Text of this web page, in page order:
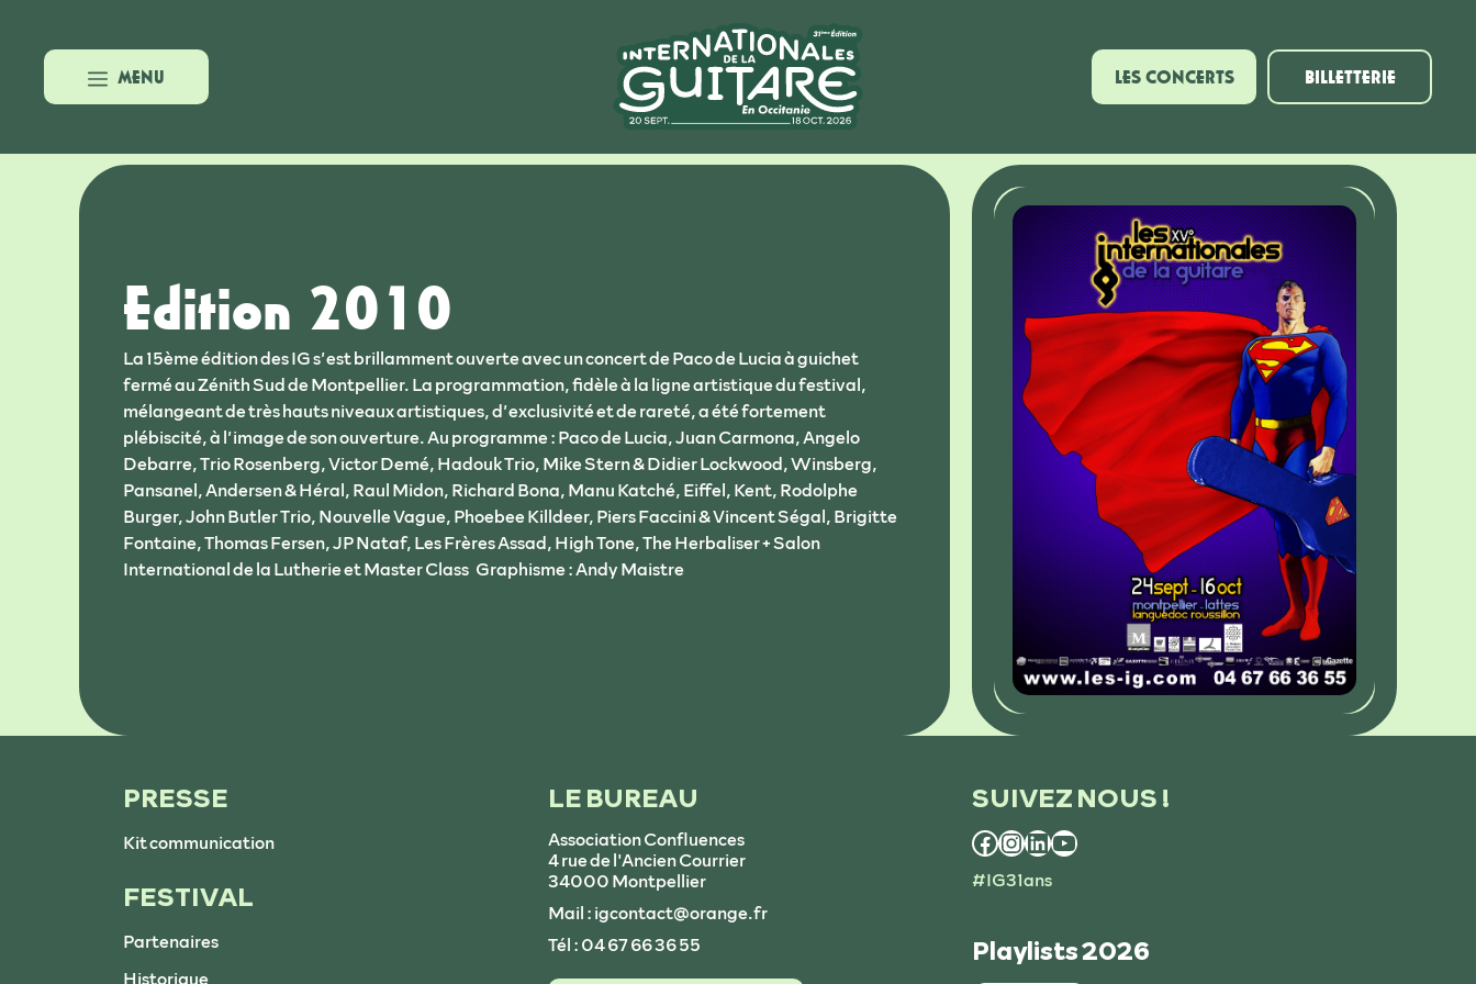
contenu
LES CONCERTS BILLETTERIE
MENU
Edition 2010
La 15ème édition des IG s’est brillamment ouverte avec un concert de Paco de Lucia à guichet
fermé au Zénith Sud de Montpellier. La programmation, fidèle à la ligne artistique du festival,
mélangeant de très hauts niveaux artistiques, d’exclusivité et de rareté, a été fortement
plébiscité, à l’image de son ouverture. Au programme : Paco de Lucia, Juan Carmona, Angelo
Debarre, Trio Rosenberg, Victor Demé, Hadouk Trio, Mike Stern & Didier Lockwood, Winsberg,
Pansanel, Andersen & Héral, Raul Midon, Richard Bona, Manu Katché, Eiffel, Kent, Rodolphe
Burger, John Butler Trio, Nouvelle Vague, Phoebee Killdeer, Piers Faccini & Vincent Ségal, Brigitte
Fontaine, Thomas Fersen, JP Nataf, Les Frères Assad, High Tone, The Herbaliser + Salon
International de la Lutherie et Master Class Graphisme : Andy Maistre
PRESSE
Kit communication
FESTIVAL
Partenaires
Historique
LE BUREAU
Association Confluences
4 rue de l'Ancien Courrier
34000 Montpellier
Mail : igcontact@orange.fr
Tél : 04 67 66 36 55
SUIVEZ NOUS !
Facebook
Instagram
LinkedIn
YouTube
#IG31ans
Playlists 2026